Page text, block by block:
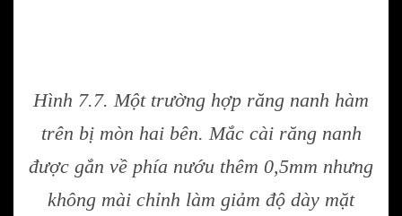
Hình 7.7. Một trường hợp răng nanh hàm
trên bị mòn hai bên. Mắc cài răng nanh
được gắn về phía nướu thêm 0,5mm nhưng
không mài chỉnh làm giảm độ dày mặt